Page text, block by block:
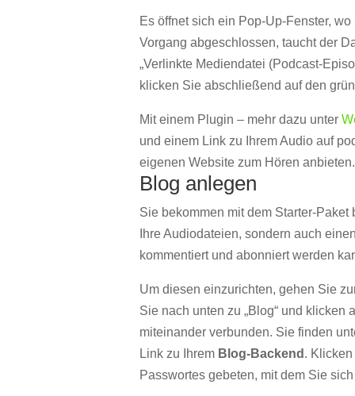
Es öffnet sich ein Pop-Up-Fenster,
Vorgang abgeschlossen, taucht der
„Verlinkte Mediendatei (Podcast-
klicken Sie abschließend auf den
Mit einem Plugin – mehr dazu unter
und einem Link zu Ihrem Audio auf
eigenen Website zum Hören anbieten.
Blog anlegen
Sie bekommen mit dem Starter-Paket
Ihre Audiodateien, sondern auch
kommentiert und abonniert werden
Um diesen einzurichten, gehen Sie
Sie nach unten zu „Blog“ und klicken
miteinander verbunden. Sie finden
Link zu Ihrem Blog-Backend .
Passwortes gebeten, mit dem Sie